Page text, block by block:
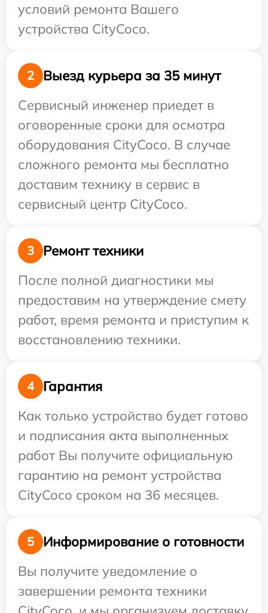
условий ремонта Вашего
устройства CityCoco.
2
Выезд курьера за 35 минут
Сервисный инженер приедет в
оговоренные сроки для осмотра
оборудования CityCoco. В случае
сложного ремонта мы бесплатно
доставим технику в сервис в
сервисный центр CityCoco.
3
Ремонт техники
После полной диагностики мы
предоставим на утверждение смету
работ, время ремонта и приступим к
восстановлению техники.
4
Гарантия
Как только устройство будет готово
и подписания акта выполненных
работ Вы получите официальную
гарантию на ремонт устройства
CityCoco сроком на 36 месяцев.
5
Информирование о готовности
Вы получите уведомление о
завершении ремонта техники